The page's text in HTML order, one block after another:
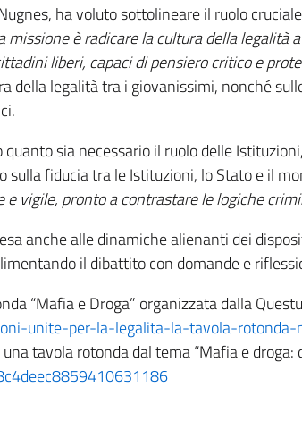
ha voluto sottolineare il ruolo
missione è radicare la cultura della
liberi, capaci di pensiero critico e
della legalità tra i giovanissimi, nonché
sia necessario il ruolo delle
fiducia tra le Istituzioni, lo Stato e il
e vigile, pronto a contrastare le logiche
anche alle dinamiche alienanti dei
il dibattito con domande e
“Mafia e Droga” organizzata dalla
unite-per-la-legalita-la-tavola-
tavola rotonda dal tema “Mafia e